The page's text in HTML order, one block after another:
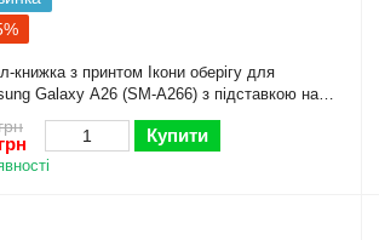
книжка з принтом Ікони оберігу для
Galaxy A26 (SM-A266) з підставкою на
а26 бордова gd1
Купити